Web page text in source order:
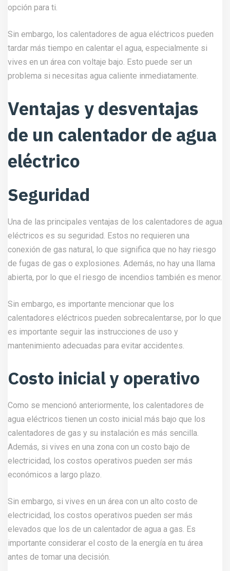
opción para ti.
Sin embargo, los calentadores de agua eléctricos pueden
tardar más tiempo en calentar el agua, especialmente si
vives en un área con voltaje bajo. Esto puede ser un
problema si necesitas agua caliente inmediatamente.
Ventajas y desventajas
de un calentador de agua
eléctrico
Seguridad
Una de las principales ventajas de los calentadores de agua
eléctricos es su seguridad. Estos no requieren una
conexión de gas natural, lo que significa que no hay riesgo
de fugas de gas o explosiones. Además, no hay una llama
abierta, por lo que el riesgo de incendios también es menor.
Sin embargo, es importante mencionar que los
calentadores eléctricos pueden sobrecalentarse, por lo que
es importante seguir las instrucciones de uso y
mantenimiento adecuadas para evitar accidentes.
Costo inicial y operativo
Como se mencionó anteriormente, los calentadores de
agua eléctricos tienen un costo inicial más bajo que los
calentadores de gas y su instalación es más sencilla.
Además, si vives en una zona con un costo bajo de
electricidad, los costos operativos pueden ser más
económicos a largo plazo.
Sin embargo, si vives en un área con un alto costo de
electricidad, los costos operativos pueden ser más
elevados que los de un calentador de agua a gas. Es
importante considerar el costo de la energía en tu área
antes de tomar una decisión.